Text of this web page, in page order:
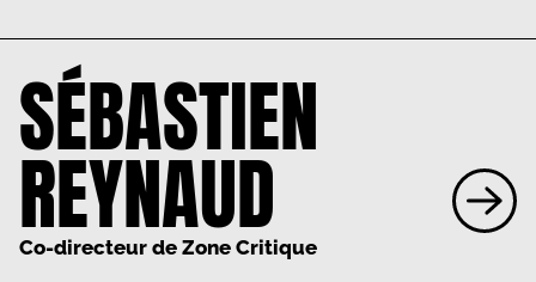
SÉBASTIEN
REYNAUD
Co-directeur de Zone Critique